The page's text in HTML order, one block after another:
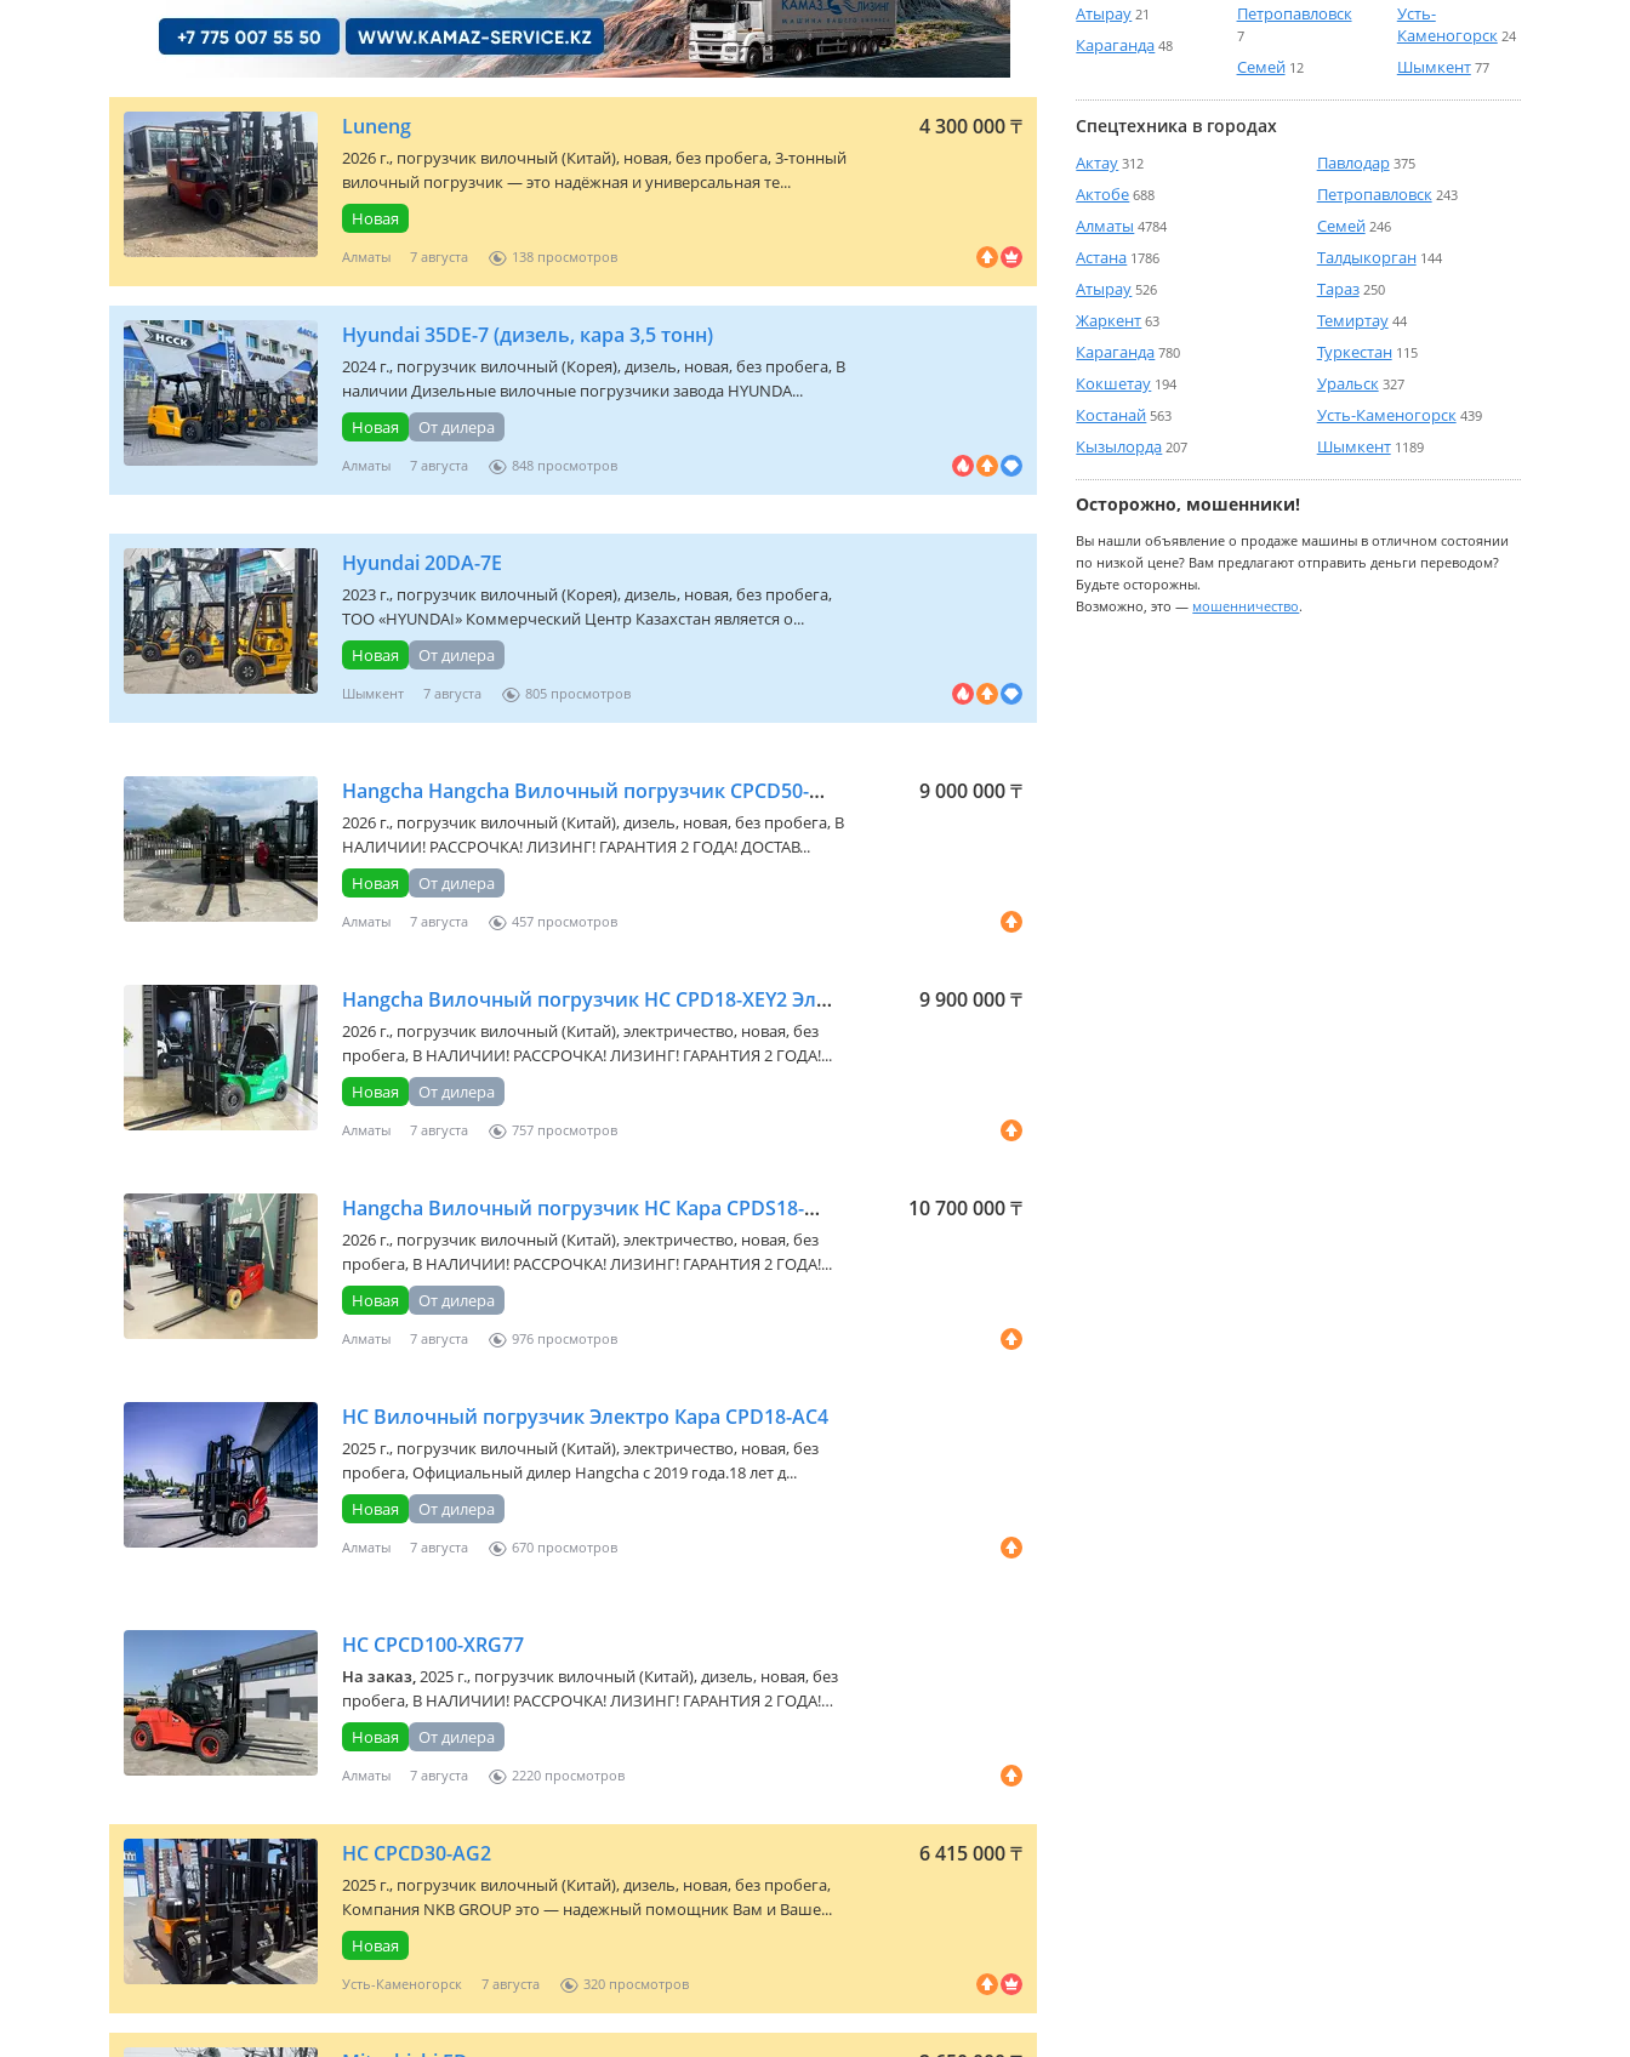
Luneng 4 300 000₸
2026 г., погрузчик вилочный (Китай), новая, без пробега, 3-тонный
вилочный погрузчик — это надёжная и универсальная те...
Новая
Алматы 7 августа 138
Hyundai 35DE-7 (дизель, кара 3,5 тонн)
2024 г., погрузчик вилочный (Корея), дизель, новая, без пробега, В
наличии Дизельные вилочные погрузчики завода HYUNDA...
Новая
От дилера
Алматы 7 августа 848
Hyundai 20DA-7E
2023 г., погрузчик вилочный (Корея), дизель, новая, без пробега,
ТОО «HYUNDAI» Коммерческий Центр Казахстан является о...
Новая
От дилера
Шымкент 7 августа 805
Hangcha Hangcha Вилочный погрузчик CPCD50-AXG53 9 000 000₸
2026 г., погрузчик вилочный (Китай), дизель, новая, без пробега, В
НАЛИЧИИ! РАССРОЧКА! ЛИЗИНГ! ГАРАНТИЯ 2 ГОДА! ДОСТАВ...
Новая
От дилера
Алматы 7 августа 457
Hangcha Вилочный погрузчик НС CPD18-XEY2 Электро Кара 9 900 000₸
2026 г., погрузчик вилочный (Китай), электричество, новая, без
пробега, В НАЛИЧИИ! РАССРОЧКА! ЛИЗИНГ! ГАРАНТИЯ 2 ГОДА!...
Новая
От дилера
Алматы 7 августа 757
Hangcha Вилочный погрузчик НС Кара CPDS18-AC5 10 700 000₸
2026 г., погрузчик вилочный (Китай), электричество, новая, без
пробега, В НАЛИЧИИ! РАССРОЧКА! ЛИЗИНГ! ГАРАНТИЯ 2 ГОДА!...
Новая
От дилера
Алматы 7 августа 976
HC Вилочный погрузчик Электро Кара CPD18-AC4
2025 г., погрузчик вилочный (Китай), электричество, новая, без
пробега, Официальный дилер Hangcha с 2019 года.18 лет д...
Новая
От дилера
Алматы 7 августа 670
HC CPCD100-XRG77
На заказ,2025 г., погрузчик вилочный (Китай), дизель, новая, без
пробега, В НАЛИЧИИ! РАССРОЧКА! ЛИЗИНГ! ГАРАНТИЯ 2 ГОДА!
ДОСТАВ...
Новая От дилера
Алматы 7 августа 2220
HC CPCD30-AG2 6 415 000₸
2025 г., погрузчик вилочный (Китай), дизель, новая, без пробега,
Компания NKB GROUP это — надежный помощник Вам и Ваше...
Новая
Усть-Каменогорск 7 августа 320
Атырау 21
Караганда 48
Петропавловск
7
Семей 12
Усть-
Каменогорск 24
Шымкент 77
Спецтехника в городах
Актау 312
Актобе 688
Алматы 4784
Астана 1786
Атырау 526
Жаркент 63
Караганда 780
Кокшетау 194
Костанай 563
Кызылорда 207
Павлодар 375
Петропавловск 243
Семей 246
Талдыкорган 144
Тараз 250
Темиртау 44
Туркестан 115
Уральск 327
Усть-Каменогорск 439
Шымкент 1189
Осторожно, мошенники!
Вы нашли объявление о продаже машины в отличном состоянии
по низкой цене? Вам предлагают отправить деньги переводом?
Будьте осторожны.
Возможно, это — мошенничество.